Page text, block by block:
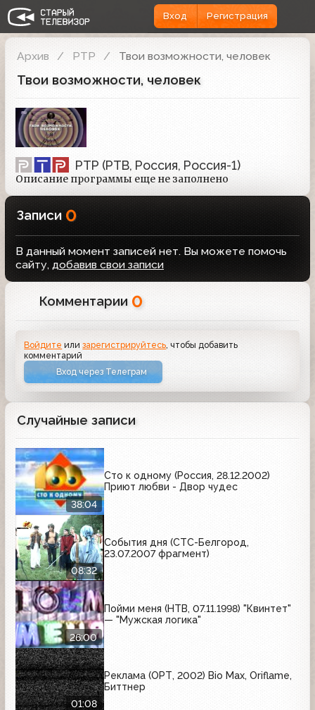
Вход Регистрация
Архив РТР Твои возможности, человек
Твои возможности, человек
РТР (РТВ, Россия, Россия-1)
Описание программы еще не заполнено
Записи 0
В данный момент записей нет. Вы можете помочь
сайту, добавив свои записи
Комментарии 0
Войдите илизарегистрируйтесь , чтобы добавить
комментарий
Вход через Телеграм
Случайные записи
38:04
Сто к одному (Россия, 28.12.2002)
Приют любви - Двор чудес
08:32
События дня (СТС-Белгород,
23.07.2007 фрагмент)
26:00
Пойми меня (НТВ, 07.11.1998) "Квинтет"
— "Мужская логика"
01:08
Реклама (ОРТ, 2002) Bio Max, Oriflame,
Биттнер